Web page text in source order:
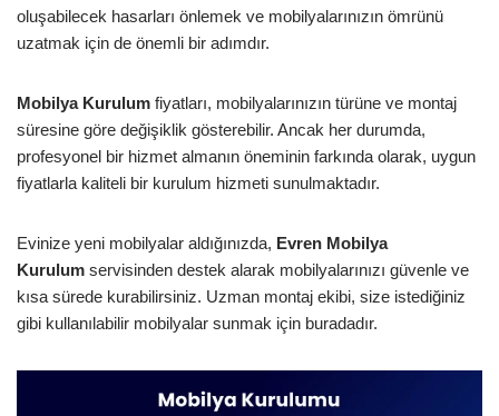
oluşabilecek hasarları önlemek ve mobilyalarınızın ömrünü
uzatmak için de önemli bir adımdır.
Mobilya Kurulum fiyatları, mobilyalarınızın türüne ve montaj
süresine göre değişiklik gösterebilir. Ancak her durumda,
profesyonel bir hizmet almanın öneminin farkında olarak, uygun
fiyatlarla kaliteli bir kurulum hizmeti sunulmaktadır.
Evinize yeni mobilyalar aldığınızda, Evren Mobilya
Kurulum servisinden destek alarak mobilyalarınızı güvenle ve
kısa sürede kurabilirsiniz. Uzman montaj ekibi, size istediğiniz
gibi kullanılabilir mobilyalar sunmak için buradadır.